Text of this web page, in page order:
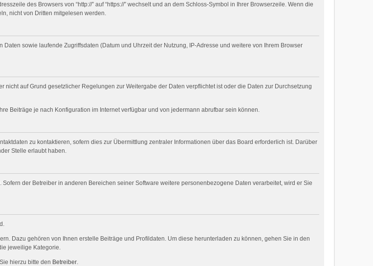
des Browsers von “http://” auf “https://” wechselt und an dem Schloss-Symbol in Ihrer Browserzeile. Wenn die
nicht von Dritten mitgelesen werden.
sowie laufende Zugriffsdaten (Datum und Uhrzeit der Nutzung, IP-Adresse und weitere von Ihrem Browser
auf Grund gesetzlicher Regelungen zur Weitergabe der Daten verpflichtet ist oder die Daten zur Durchsetzung
Beiträge je nach Konfiguration im Internet verfügbar und von jedermann abrufbar sein können.
zu kontaktieren, sofern dies zur Übermittlung zentraler Informationen über das Board erforderlich ist. Darüber
Stelle erlaubt haben.
der Betreiber in anderen Bereichen seiner Software weitere personenbezogene Daten verarbeitet, wird er Sie
Dazu gehören von Ihnen erstelle Beiträge und Profildaten. Um diese herunterladen zu können, gehen Sie in den
jeweilige Kategorie.
hierzu bitte den Betreiber